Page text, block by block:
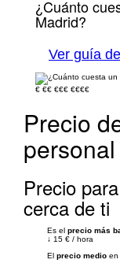
¿Cuánto
Madrid?
Ver guía
€ €€ €€€ €€€€
Precio
Precio
cerca de ti
Es el precio más
↓ 15 € / hora
El precio medio en